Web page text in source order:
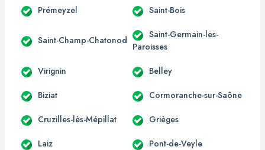
Prémeyzel Saint-Bois
Saint-Champ-Chatonod
Saint-Germain-les-
Paroisses
Virignin Belley
Biziat Cormoranche-sur-Saône
Cruzilles-lès-Mépillat Grièges
Laiz Pont-de-Veyle